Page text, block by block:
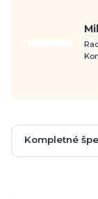
Kompletné